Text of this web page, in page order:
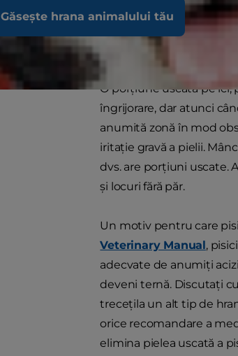
Găsește hrana animalului tău
se scarpină.
O porțiune uscată pe ici,
îngrijorare, dar atunci
anumită zonă în mod
iritație gravă a pielii.
dvs. are porțiuni uscate.
și locuri fără păr.
Un motiv pentru care
Veterinary Manual,
adecvate de anumiți
deveni ternă. Discutați
trecețila un alt tip de
orice recomandare a
elimina pielea uscată a